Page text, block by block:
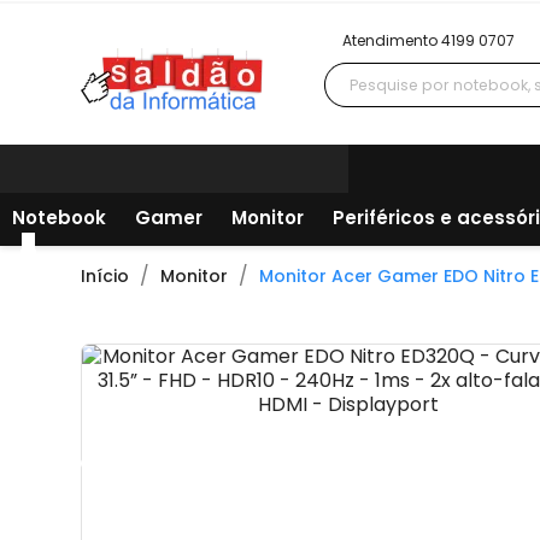
Atendimento 4199 0707
Todos os departamentos
Notebook Gamer Monitor Periféricos e
Início Monitor Monitor Acer Gamer EDO Nitro